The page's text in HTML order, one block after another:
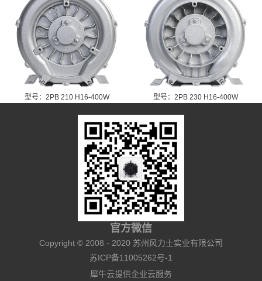
型号：2PB 210 H16-400W 型号：2PB 230 H16-400W
官方微信
Copyright © 2008 - 2020 苏州风力士实业有限公司
苏ICP备11005262号-1
犀牛云提供企业云服务